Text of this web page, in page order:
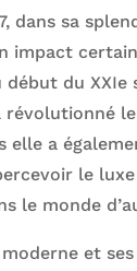
dans sa
impact
du XXIe
révolutionné
elle a
le
le monde
et ses